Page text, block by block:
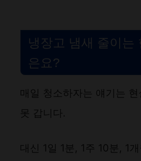
냉장고 냄새 줄이는
은요?
매일 청소하자는 얘기는
못 갑니다.
대신 1일 1분, 1주 10분, 1